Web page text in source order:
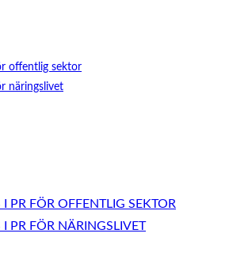
offentlig sektor
näringslivet
I PR FÖR OFFENTLIG SEKTOR
I PR FÖR NÄRINGSLIVET